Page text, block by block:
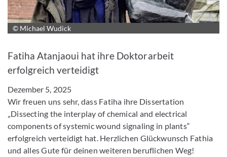
© Michael Wudick
Fatiha Atanjaoui hat ihre Doktorarbeit
erfolgreich verteidigt
Dezember 5, 2025
Wir freuen uns sehr, dass Fatiha ihre Dissertation
„Dissecting the interplay of chemical and electrical
components of systemic wound signaling in plants“
erfolgreich verteidigt hat. Herzlichen Glückwunsch Fathia
und alles Gute für deinen weiteren beruflichen Weg!